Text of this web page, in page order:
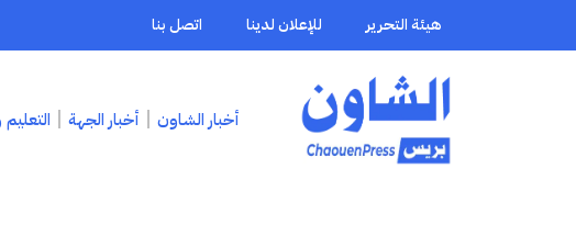
هيئة التحرير للإعلان لدينا اتصل بنا
أخبار الشاون أخبار الجهة